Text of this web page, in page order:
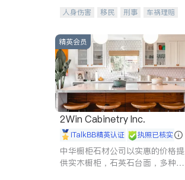
人身伤害 移民 刑事
车祸理赔
商标注册
索赔 律师-其它 保释
精英会员
2Win Cabinetry Inc.
iTalkBB精英认证 执照已核实
中华橱柜石材公司以实惠的价格提
供实木橱柜，石英石台面，多种优